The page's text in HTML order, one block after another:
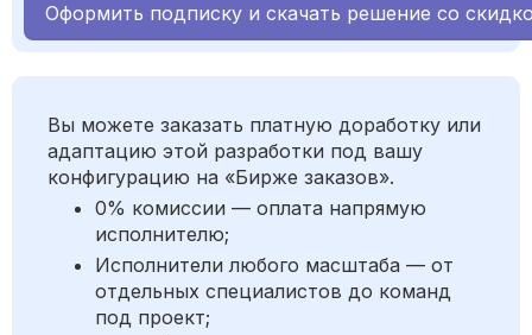
Оформить подписку и скачать решение со
Вы можете заказать платную доработку или
адаптацию этой разработки под вашу
конфигурацию на «Бирже заказов».
0% комиссии — оплата напрямую
исполнителю;
Исполнители любого масштаба — от
отдельных специалистов до команд
под проект;